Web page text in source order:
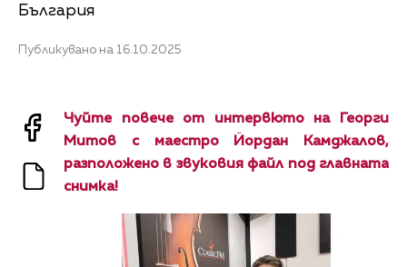
България
Публикувано на 16.10.2025
Чуйте повече от интервюто на Георги
Митов с маестро Йордан Камджалов,
разположено в звуковия файл под главната
снимка!